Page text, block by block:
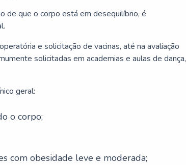
de que o corpo está em desequilíbrio, é
e solicitação de vacinas, até na avaliação
solicitadas em academias e aulas de dança,
geral:
o corpo;
com obesidade leve e moderada;